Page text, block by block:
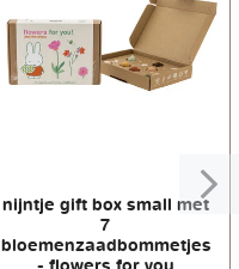
nijntje gift box small met
7
bloemenzaadbommetjes
- flowers for you